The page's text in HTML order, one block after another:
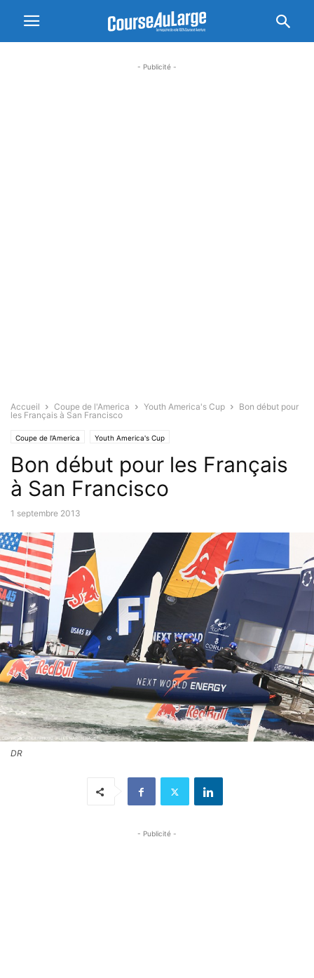
- Publicité -
Accueil Coupe de l'America Youth America's Cup
Bon début pour
les Français à San Francisco
Coupe de l'America Youth America's Cup
Bon début pour les Français
à San Francisco
1 septembre 2013
DR
- Publicité -